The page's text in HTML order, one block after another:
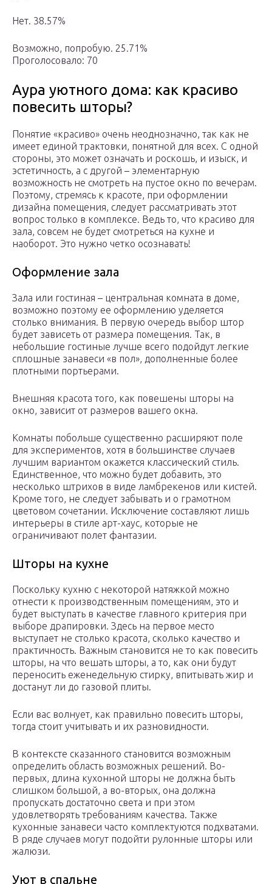
Нет. 38.57%
Возможно, попробую. 25.71%
Проголосовало: 70
Аура уютного дома: как красиво
повесить шторы?
Понятие «красиво» очень неоднозначно, так как не
имеет единой трактовки, понятной для всех. С одной
стороны, это может означать и роскошь, и изыск, и
эстетичность, а с другой – элементарную
возможность не смотреть на пустое окно по вечерам.
Поэтому, стремясь к красоте, при оформлении
дизайна помещения, следует рассматривать этот
вопрос только в комплексе. Ведь то, что красиво для
зала, совсем не будет смотреться на кухне и
наоборот. Это нужно четко осознавать!
Оформление зала
Зала или гостиная – центральная комната в доме,
возможно поэтому ее оформлению уделяется
столько внимания. В первую очередь выбор штор
будет зависеть от размера помещения. Так, в
небольшие гостиные лучше всего подойдут легкие
сплошные занавеси «в пол», дополненные более
плотными портьерами.
Внешняя красота того, как повешены шторы на
окно, зависит от размеров вашего окна.
Комнаты побольше существенно расширяют поле
для экспериментов, хотя в большинстве случаев
лучшим вариантом окажется классический стиль.
Единственное, что можно будет добавить, это
несколько штрихов в виде ламбрекенов или кистей.
Кроме того, не следует забывать и о грамотном
цветовом сочетании. Исключение составляют лишь
интерьеры в стиле арт-хаус, которые не
ограничивают полет фантазии.
Шторы на кухне
Поскольку кухню с некоторой натяжкой можно
отнести к производственным помещениям, это и
будет выступать в качестве главного критерия при
выборе драпировки. Здесь на первое место
выступает не столько красота, сколько качество и
практичность. Важным становится не то как повесить
шторы, на что вешать шторы, а то, как они будут
переносить еженедельную стирку, впитывать жир и
достанут ли до газовой плиты.
Если вас волнует, как правильно повесить шторы,
тогда стоит учитывать и их разновидности.
В контексте сказанного становится возможным
определить область возможных решений. Во-
первых, длина кухонной шторы не должна быть
слишком большой, а во-вторых, она должна
пропускать достаточно света и при этом
удовлетворять требованиям качества. Также
кухонные занавеси часто комплектуются подхватами.
В ряде случаев могут подойти рулонные шторы или
жалюзи.
Уют в спальне